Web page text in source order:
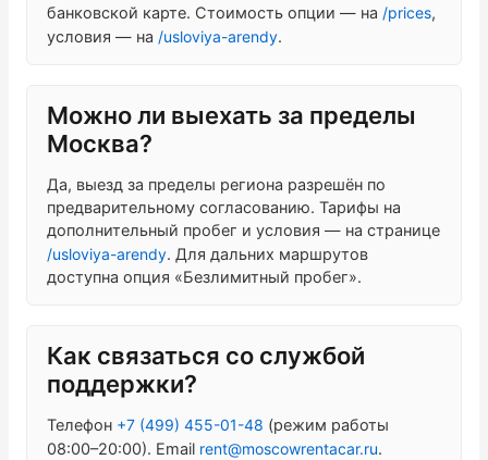
банковской карте. Стоимость опции — на /prices,
условия — на /usloviya-arendy.
Можно ли выехать за пределы
Москва?
Да, выезд за пределы региона разрешён по
предварительному согласованию. Тарифы на
дополнительный пробег и условия — на странице
/usloviya-arendy. Для дальних маршрутов
доступна опция «Безлимитный пробег».
Как связаться со службой
поддержки?
Телефон +7 (499) 455-01-48 (режим работы
08:00–20:00). Email rent@moscowrentacar.ru.